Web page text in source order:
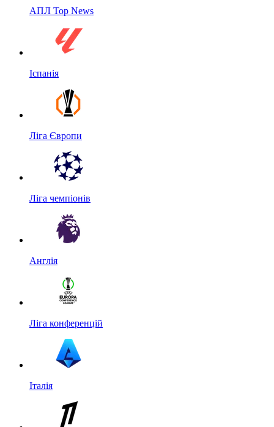
АПЛ Top News
Іспанія
Ліга Європи
Ліга чемпіонів
Англія
Ліга конференцій
Італія